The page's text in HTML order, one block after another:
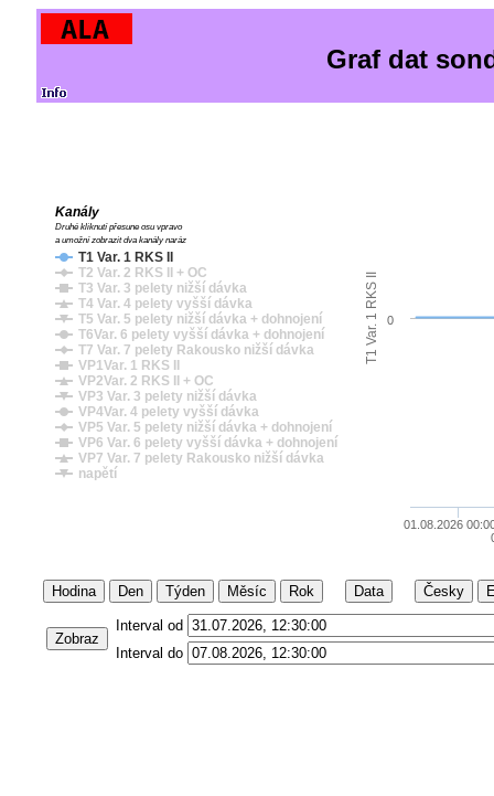
Graf dat
T1 Var. 1 RKS II
T1 Var. 1 RKS II
T2 Var. 2 RKS II + OC
T3 Var. 3 pelety nižší dávka
T4 Var. 4 pelety vyšší dávka
T5 Var. 5 pelety nižší dávka + dohnojení
T6Var. 6 pelety vyšší dávka + dohnojení
T7 Var. 7 pelety Rakousko nižší dávka
VP1Var. 1 RKS II
VP2Var. 2 RKS II + OC
VP3 Var. 3 pelety nižší dávka
VP4Var. 4 pelety vyšší dávka
VP5 Var. 5 pelety nižší dávka + dohnojení
VP6 Var. 6 pelety vyšší dávka + dohnojení
VP7 Var. 7 pelety Rakousko nižší dávka
napětí
Kanály
Druhé kliknutí přesune osu vpravo
a umožní zobrazit dva kanály naráz
01.08.2026
0
Hodina Den Týden Měsíc Rok Data Česky
Zobraz
Interval od
Interval do